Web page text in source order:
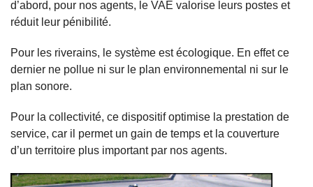
d’abord, pour nos agents, le VAE valorise leurs postes et
réduit leur pénibilité.
Pour les riverains, le système est écologique. En effet ce
dernier ne pollue ni sur le plan environnemental ni sur le
plan sonore.
Pour la collectivité, ce dispositif optimise la prestation de
service, car il permet un gain de temps et la couverture
d’un territoire plus important par nos agents.